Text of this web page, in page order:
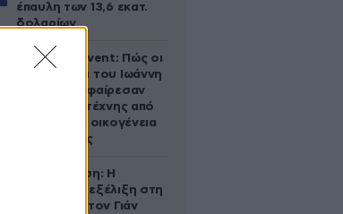
έπαυλη των 13,6 εκατ.
δολαρίων
Παλάτι Marivent: Πώς οι
κληρονόμοι του Ιωάννη
Σαριδάκη αφαίρεσαν
1.300 έργα τέχνης από
τη βασιλική οικογένεια
της Ισπανίας
Αθηνά Ωνάση: Η
απρόσμενη εξέλιξη στη
διαμάχη με τον Γιάν